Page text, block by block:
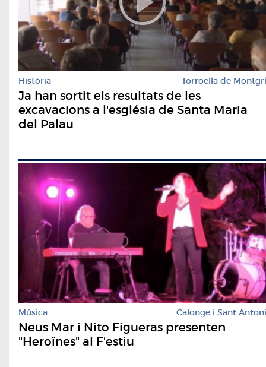
Història Torroella de Montgrí
Ja han sortit els resultats de les
excavacions a l'església de Santa Maria
del Palau
Música Calonge i Sant Antoni
Neus Mar i Nito Figueras presenten
"Heroïnes" al F'estiu